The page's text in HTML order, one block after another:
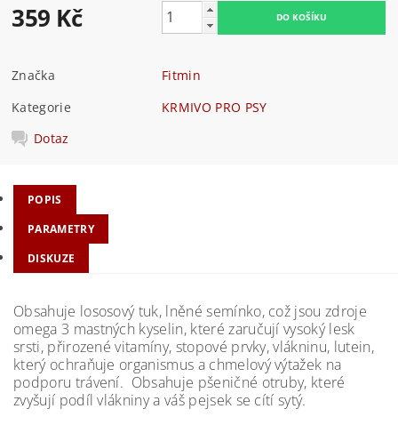
359 Kč
Značka
Fitmin
Kategorie
KRMIVO PRO PSY
Dotaz
POPIS
PARAMETRY
DISKUZE
Obsahuje lososový tuk, lněné semínko, což jsou zdroje
omega 3 mastných kyselin, které zaručují vysoký lesk
srsti, přirozené vitamíny, stopové prvky, vlákninu, lutein,
který ochraňuje organismus a chmelový výtažek na
podporu trávení. Obsahuje pšeničné otruby, které
zvyšují podíl vlákniny a váš pejsek se cítí sytý.